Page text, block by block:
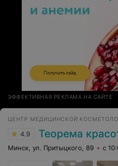
ЭФФЕКТИВНАЯ РЕКЛАМА НА САЙТЕ
ЦЕНТР МЕДИЦИНСКОЙ
4.9 Теорема
Минск, ул. Притыцкого, 89 с